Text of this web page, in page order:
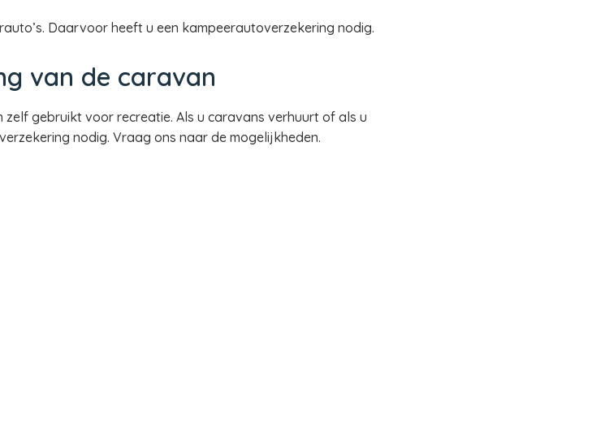
Daarvoor heeft u een kampeerautoverzekering nodig.
van de caravan
gebruikt voor recreatie. Als u caravans verhuurt of als u
nodig. Vraag ons naar de mogelijkheden.